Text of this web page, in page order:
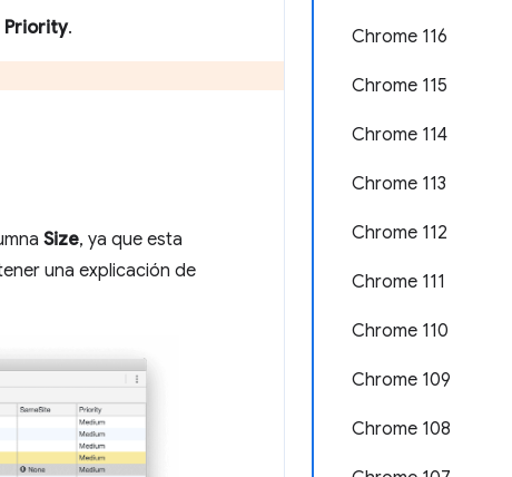
Chrome 116
Chrome 115
Chrome 114
Chrome 113
Chrome 112
Chrome 111
Chrome 110
Chrome 109
Chrome 108
Priority.
Size, ya que esta
una explicación de